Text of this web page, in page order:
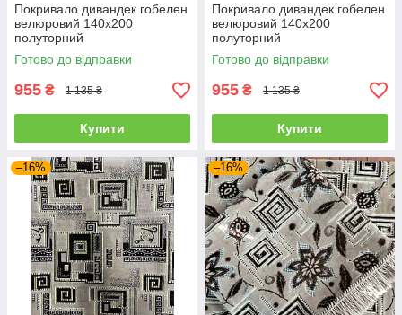
Покривало дивандек гобелен
велюровий 140х200
полуторний
Готово до відправки
955 ₴ 1 135 ₴
Купити
Покривало дивандек гобелен
велюровий 140х200
полуторний
Готово до відправки
955 ₴ 1 135 ₴
Купити
–16% –16%